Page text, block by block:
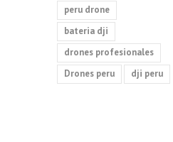
peru drone
bateria dji
drones profesionales
Drones peru
dji peru